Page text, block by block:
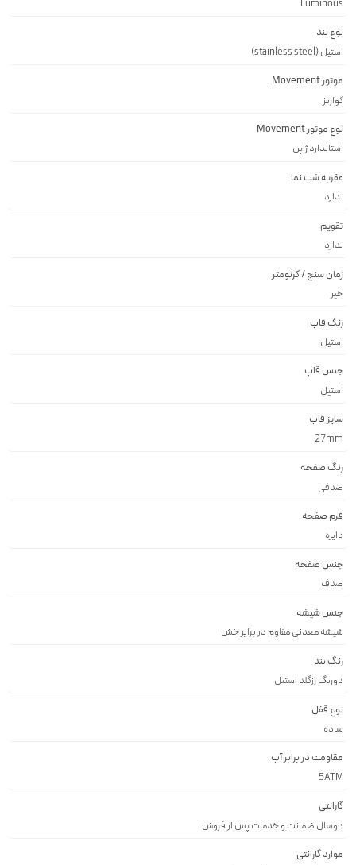
Luminous
نوع بند
استیل (stainless steel)
موتور Movement
کوارتز
نوع موتور Movement
استاندارد ژاپن
عقربه شب نما
ندارد
تقویم
ندارد
زمان سنج / کرنومتر
خیر
رنگ قاب
استيل
جنس قاب
استيل
سایز قاب
27mm
رنگ صفحه
صدفی
فرم صفحه
دايره
جنس صفحه
صدف
جنس شیشه
شيشه معدنى مقاوم در برابر خش
رنگ بند
دورنگ رزگلد استيل
نوع قفل
ساده
مقاومت در برابر آب
5ATM
گارانتی
دوسال ضمانت و خدمات پس از فروش
موارد گارانتی